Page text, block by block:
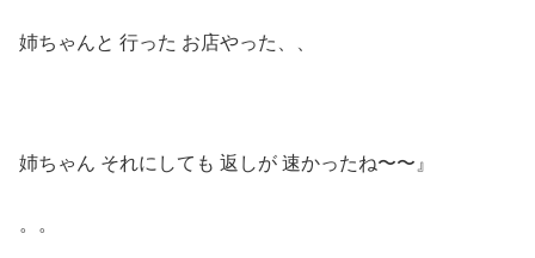
姉ちゃんと 行った お店やった、、
姉ちゃん それにしても 返しが 速かったね〜〜』
。。